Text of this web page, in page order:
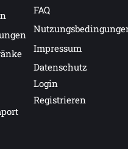
FAQ
Impressum
Datenschutz
Login
Registrieren